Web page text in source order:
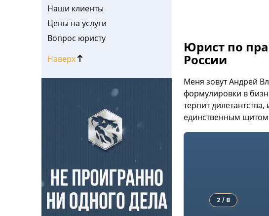
Наши клиенты
Цены на услуги
Вопрос юристу
Наверх
Юрист по
России
Меня зовут Андрей
формулировки в
терпит
единственным щитом
2 / 8